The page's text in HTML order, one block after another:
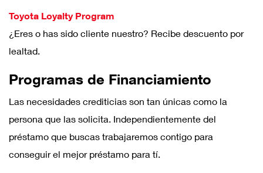
Toyota Loyalty Program
¿Eres o has sido cliente nuestro? Recibe descuento por
lealtad.
Programas de Financiamiento
Las necesidades crediticias son tan únicas como la
persona que las solicita. Independientemente del
préstamo que buscas trabajaremos contigo para
conseguir el mejor préstamo para tí.